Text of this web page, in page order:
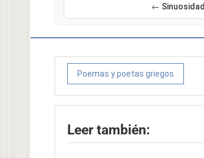
← Sinuosidad
Poemas y poetas griegos
Leer también: